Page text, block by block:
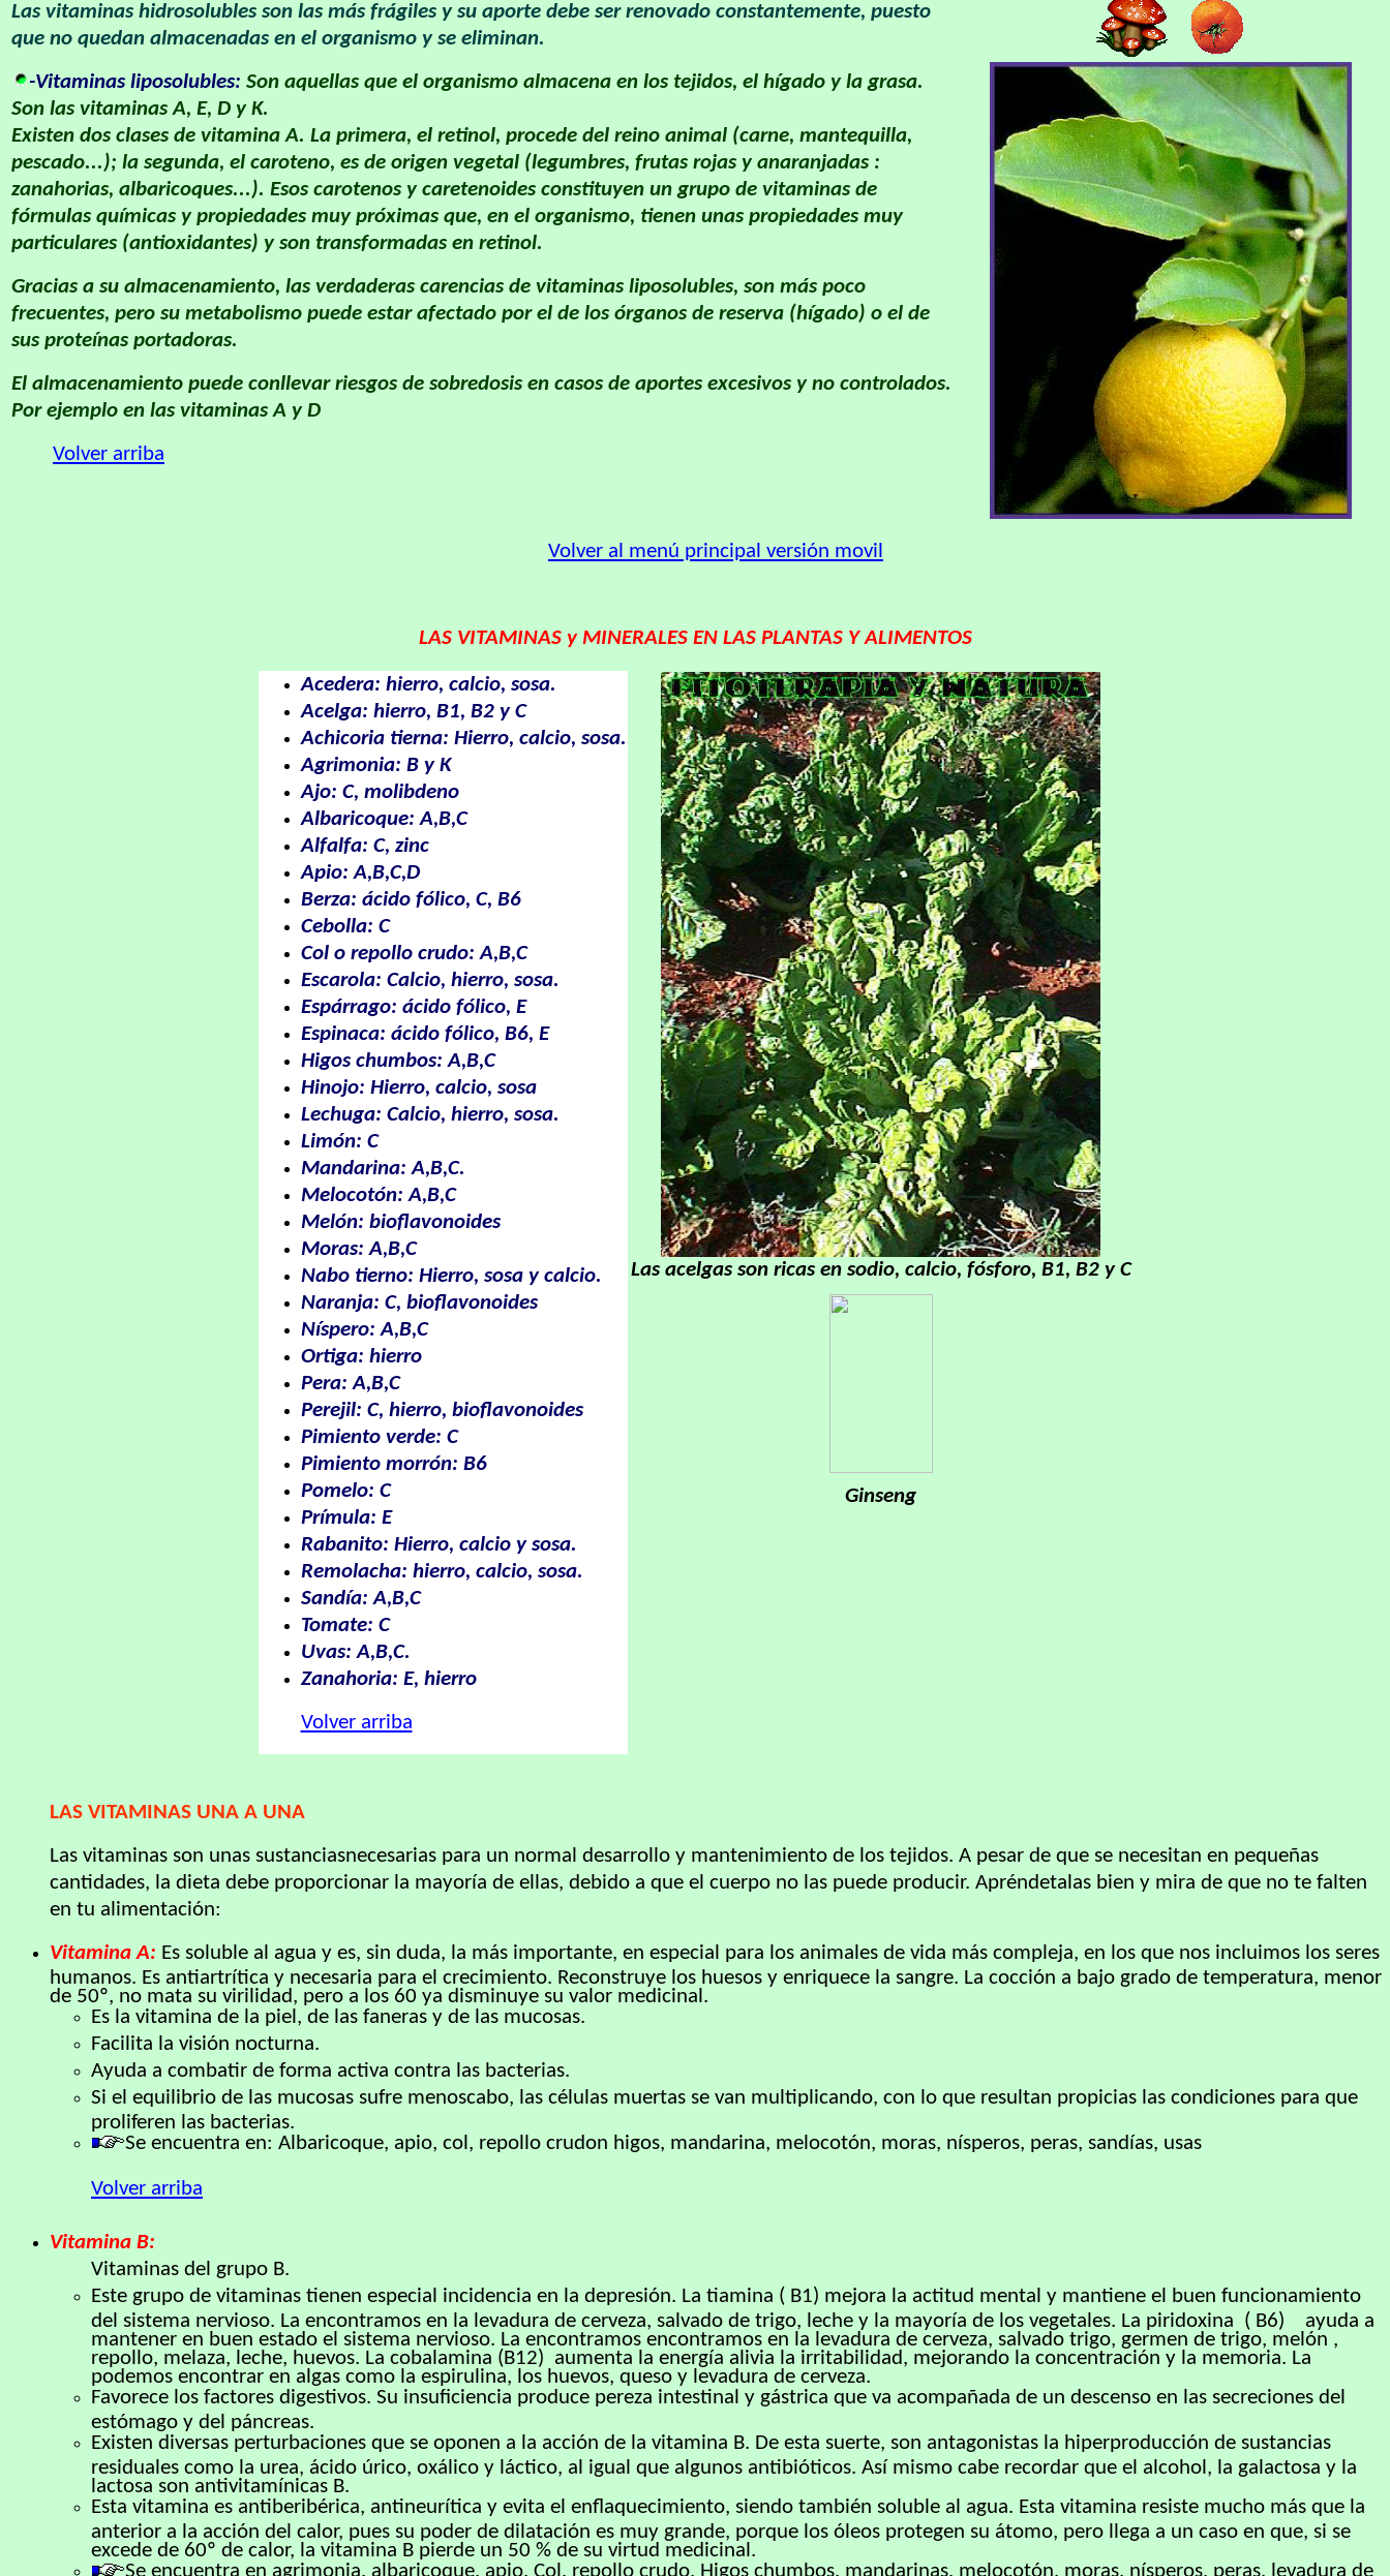
Las vitaminas hidrosolubles son las más frágiles y su aporte debe ser renovado constantemente, puesto
que no quedan almacenadas en el organismo y se eliminan.
-Vitaminas liposolubles: Son aquellas que el organismo almacena en los tejidos, el hígado y la grasa.
Son las vitaminas A, E, D y K.
Existen dos clases de vitamina A. La primera, el retinol, procede del reino animal (carne, mantequilla,
pescado...); la segunda, el caroteno, es de origen vegetal (legumbres, frutas rojas y anaranjadas :
zanahorias, albaricoques...). Esos carotenos y caretenoides constituyen un grupo de vitaminas de
fórmulas químicas y propiedades muy próximas que, en el organismo, tienen unas propiedades muy
particulares (antioxidantes) y son transformadas en retinol.
Gracias a su almacenamiento, las verdaderas carencias de vitaminas liposolubles, son más poco
frecuentes, pero su metabolismo puede estar afectado por el de los órganos de reserva (hígado) o el de
sus proteínas portadoras.
El almacenamiento puede conllevar riesgos de sobredosis en casos de aportes excesivos y no controlados.
Por ejemplo en las vitaminas A y D
Volver arriba
Volver al menú principal versión movil
LAS VITAMINAS y MINERALES EN LAS PLANTAS Y ALIMENTOS
Acedera: hierro, calcio, sosa.
Acelga: hierro, B1, B2 y C
Achicoria tierna: Hierro, calcio, sosa.
Agrimonia: B y K
Ajo: C, molibdeno
Albaricoque: A,B,C
Alfalfa: C, zinc
Apio: A,B,C,D
Berza: ácido fólico, C, B6
Cebolla: C
Col o repollo crudo: A,B,C
Escarola: Calcio, hierro, sosa.
Espárrago: ácido fólico, E
Espinaca: ácido fólico, B6, E
Higos chumbos: A,B,C
Hinojo: Hierro, calcio, sosa
Lechuga: Calcio, hierro, sosa.
Limón: C
Mandarina: A,B,C.
Melocotón: A,B,C
Melón: bioflavonoides
Moras: A,B,C
Nabo tierno: Hierro, sosa y calcio.
Naranja: C, bioflavonoides
Níspero: A,B,C
Ortiga: hierro
Pera: A,B,C
Perejil: C, hierro, bioflavonoides
Pimiento verde: C
Pimiento morrón: B6
Pomelo: C
Prímula: E
Rabanito: Hierro, calcio y sosa.
Remolacha: hierro, calcio, sosa.
Sandía: A,B,C
Tomate: C
Uvas: A,B,C.
Zanahoria: E, hierro
Volver arriba
Las acelgas son ricas en sodio, calcio, fósforo, B1, B2 y C
Ginseng
LAS VITAMINAS UNA A UNA
Las vitaminas son unas sustanciasnecesarias para un normal desarrollo y mantenimiento de los tejidos. A pesar de que se necesitan en pequeñas
cantidades, la dieta debe proporcionar la mayoría de ellas, debido a que el cuerpo no las puede producir. Apréndetalas bien y mira de que no te falten
en tu alimentación:
Vitamina A: Es soluble al agua y es, sin duda, la más importante, en especial para los animales de vida más compleja, en los que nos incluimos los seres
humanos. Es antiartrítica y necesaria para el crecimiento. Reconstruye los huesos y enriquece la sangre. La cocción a bajo grado de temperatura, menor
de 50º, no mata su virilidad, pero a los 60 ya disminuye su valor medicinal.
Es la vitamina de la piel, de las faneras y de las mucosas.
Facilita la visión nocturna.
Ayuda a combatir de forma activa contra las bacterias.
Si el equilibrio de las mucosas sufre menoscabo, las células muertas se van multiplicando, con lo que resultan propicias las condiciones para que
proliferen las bacterias.
Se encuentra en: Albaricoque, apio, col, repollo crudon higos, mandarina, melocotón, moras, nísperos, peras, sandías, usas
Volver arriba
Vitamina B:
Vitaminas del grupo B.
Este grupo de vitaminas tienen especial incidencia en la depresión. La tiamina ( B1) mejora la actitud mental y mantiene el buen funcionamiento
del sistema nervioso. La encontramos en la levadura de cerveza, salvado de trigo, leche y la mayoría de los vegetales. La piridoxina ( B6) ayuda a
mantener en buen estado el sistema nervioso. La encontramos encontramos en la levadura de cerveza, salvado trigo, germen de trigo, melón ,
repollo, melaza, leche, huevos. La cobalamina (B12) aumenta la energía alivia la irritabilidad, mejorando la concentración y la memoria. La
podemos encontrar en algas como la espirulina, los huevos, queso y levadura de cerveza.
Favorece los factores digestivos. Su insuficiencia produce pereza intestinal y gástrica que va acompañada de un descenso en las secreciones del
estómago y del páncreas.
Existen diversas perturbaciones que se oponen a la acción de la vitamina B. De esta suerte, son antagonistas la hiperproducción de sustancias
residuales como la urea, ácido úrico, oxálico y láctico, al igual que algunos antibióticos. Así mismo cabe recordar que el alcohol, la galactosa y la
lactosa son antivitamínicas B.
Esta vitamina es antiberibérica, antineurítica y evita el enflaquecimiento, siendo también soluble al agua. Esta vitamina resiste mucho más que la
anterior a la acción del calor, pues su poder de dilatación es muy grande, porque los óleos protegen su átomo, pero llega a un caso en que, si se
excede de 60º de calor, la vitamina B pierde un 50 % de su virtud medicinal.
Se encuentra en agrimonia, albaricoque, apio, Col, repollo crudo, Higos chumbos, mandarinas, melocotón, moras, nísperos, peras, levadura de